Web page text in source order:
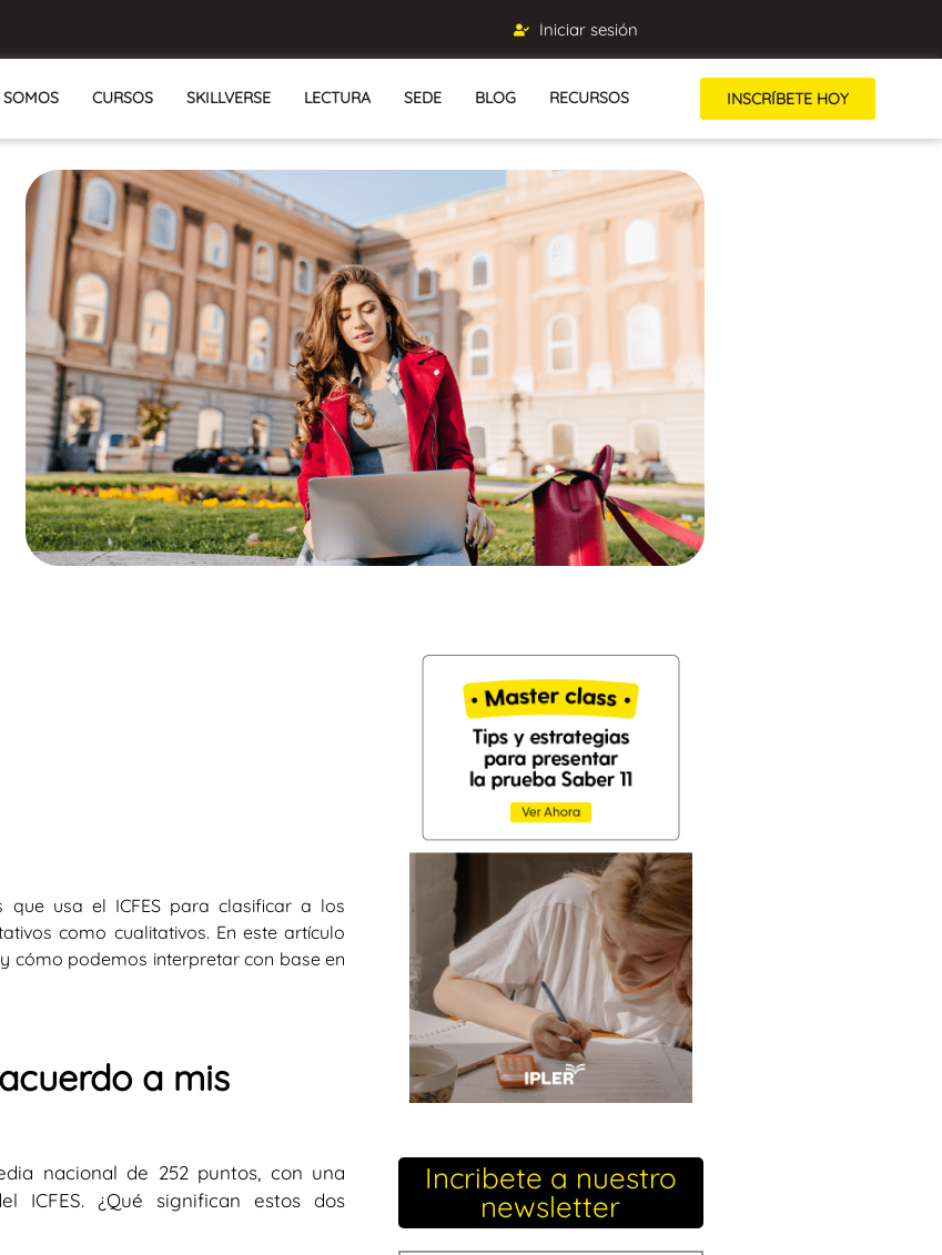
Iniciar sesión
CURSOS SKILLVERSE LECTURA SEDE BLOG RECURSOS INSCRÍBETE HOY
que usa el ICFES para clasificar a los
como cualitativos. En este artículo
cómo podemos interpretar con base en
a mis
nacional de 252 puntos, con una
ICFES. ¿Qué significan estos dos
Incribete a nuestro
newsletter